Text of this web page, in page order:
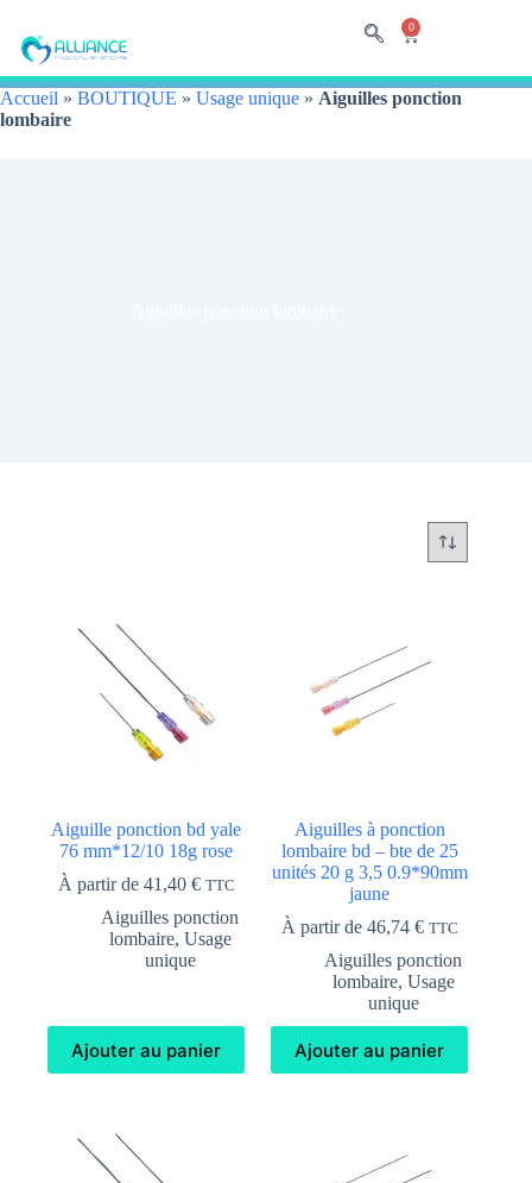
0
Accueil » BOUTIQUE » Usage unique » Aiguilles ponction
lombaire
Aiguille ponction bd yale
76 mm*12/10 18g rose
À partir de 41,40 € TTC
Aiguilles ponction
lombaire, Usage
unique
Ajouter au panier
Aiguilles à ponction
lombaire bd – bte de 25
unités 20 g 3,5 0.9*90mm
jaune
À partir de 46,74 € TTC
Aiguilles ponction
lombaire, Usage
unique
Ajouter au panier